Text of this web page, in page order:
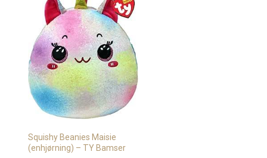
Squishy Beanies Maisie
(enhjørning) – TY Bamser